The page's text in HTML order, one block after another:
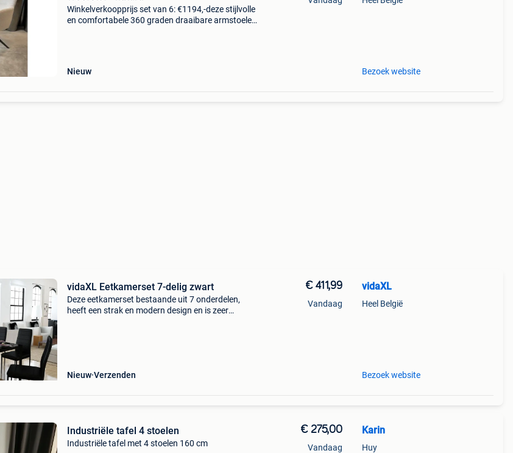
Winkelverkoopprijs set van 6: €1194,-deze stijlvolle
en comfortabele 360 graden draaibare armstoelen
Nieuw Bezoek website
vidaXL Eetkamerset 7-delig zwart
Deze eetkamerset bestaande uit 7 onderdelen,
heeft een strak en modern design en is zeer
Nieuw Verzenden
€ 411,99
Vandaag
vidaXL
Heel België
Bezoek website
Industriële tafel 4 stoelen
Industriële tafel met 4 stoelen 160 cm
€ 275,00
Vandaag
Karin
Huy